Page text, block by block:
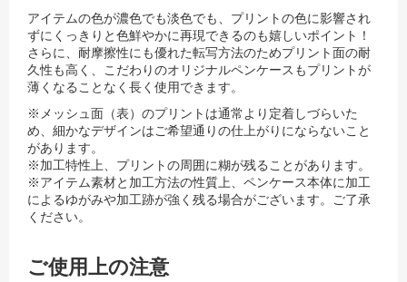
アイテムの色が濃色でも淡色でも、プリントの色に影響され
ずにくっきりと色鮮やかに再現できるのも嬉しいポイント！
さらに、耐摩擦性にも優れた転写方法のためプリント面の耐
久性も高く、こだわりのオリジナルペンケースもプリントが
薄くなることなく長く使用できます。
※メッシュ面（表）のプリントは通常より定着しづらいた
め、細かなデザインはご希望通りの仕上がりにならないこと
があります。
※加工特性上、プリントの周囲に糊が残ることがあります。
※アイテム素材と加工方法の性質上、ペンケース本体に加工
によるゆがみや加工跡が強く残る場合がございます。ご了承
ください。
ご使用上の注意